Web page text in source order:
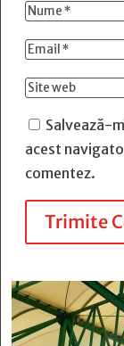
Salvează-
acest
comentez.
Trimite